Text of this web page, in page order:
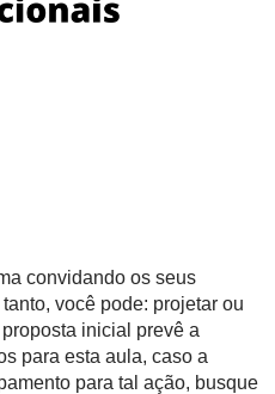
convidando os seus
você pode: projetar ou
inicial prevê a
para esta aula, caso a
para tal ação, busque